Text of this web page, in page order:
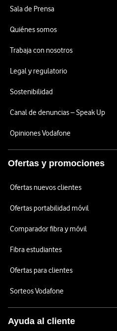
Sala de Prensa
Quiénes somos
Trabaja con nosotros
Legal y regulatorio
Sostenibilidad
Canal de denuncias – Speak Up
Opiniones Vodafone
Ofertas y promociones
Ofertas nuevos clientes
Ofertas portabilidad móvil
Comparador fibra y móvil
Fibra estudiantes
Ofertas para clientes
Sorteos Vodafone
Ayuda al cliente